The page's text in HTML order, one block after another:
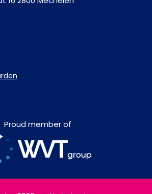
Proud member of